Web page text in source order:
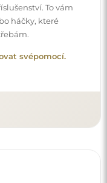
To vám
háčky, které
svépomocí.